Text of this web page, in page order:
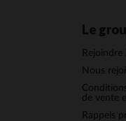
Le
Nous
de vente
Rappels